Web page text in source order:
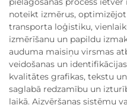
noteikt izmērus,
transporta loģistiku,
izmērīšanu un papildu
auduma maisiņu virsmas
veidošanas un
kvalitātes grafikas, tekstu
saglabā redzamību un
laikā. Aizvēršanas sistēmu